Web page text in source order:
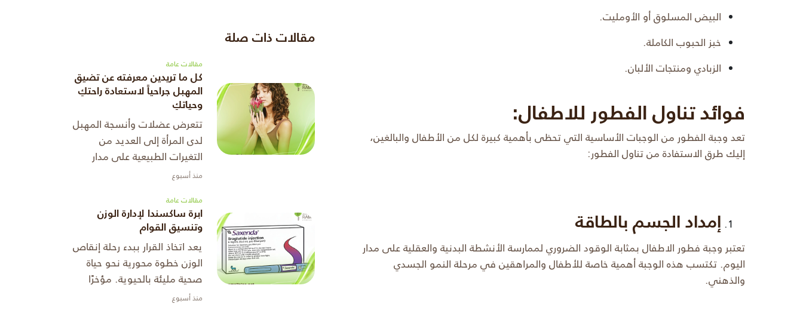
البيض المسلوق أو الأومليت.
خبز الحبوب الكاملة.
الزبادي ومنتجات الألبان.
فوائد تناول الفطور للاطفال:
تعد وجبة الفطور من الوجبات الأساسية التي تحظى بأهمية كبيرة لكل من الأطفال والبالغين،
إليك طرق الاستفادة من تناول الفطور:
إمداد الجسم بالطاقة
تعتبر وجبة فطور الاطفال بمثابة الوقود الضروري لممارسة الأنشطة البدنية والعقلية على مدار
اليوم. تكتسب هذه الوجبة أهمية خاصة للأطفال والمراهقين في مرحلة النمو الجسدي
والذهني.
مقالات ذات صلة
مقالات عامة
كل ما تريدين معرفته عن تضيق
المهبل جراحياً لاستعادة راحتكِ
وحياتكِ
تتعرض عضلات وأنسجة المهبل
لدى المرأة إلى العديد من
التغيرات الطبيعية على مدار
مراحل حياتها المختلفة، ويعد
أبرز العوامل التي تؤدي إلى تم
...
منذ أسبوع
مقالات عامة
ابرة ساكسندا لإدارة الوزن
وتنسيق القوام
يعد اتخاذ القرار ببدء رحلة إنقاص
الوزن خطوة محورية نحو حياة
صحية مليئة بالحيوية. مؤخرًا
أحدثت العلاجات الهرمونية
منذ أسبوع